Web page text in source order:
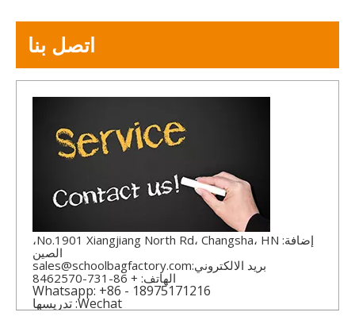
اتصل بنا
إضافة: No.1901 Xiangjiang North Rd، Changsha، HN،
الصين
بريد الالكتروني:sales@schoolbagfactory.com
الهاتف: + 86-731-8462570
Whatsapp: +86 - 18975171216
Wechat: تدريسها